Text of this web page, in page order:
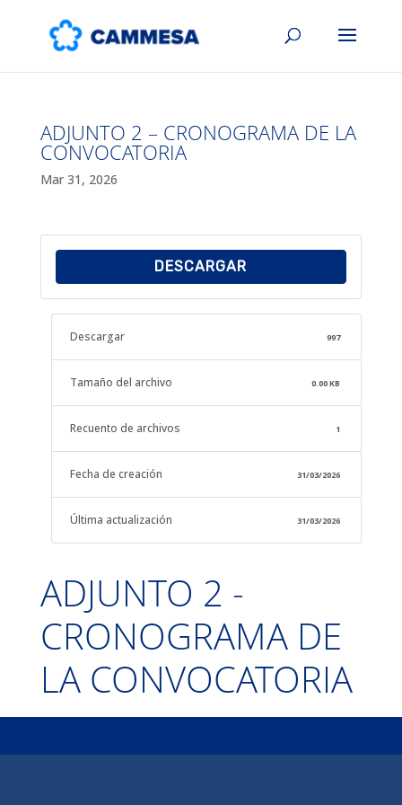
ADJUNTO 2 – CRONOGRAMA DE LA
CONVOCATORIA
Mar 31, 2026
DESCARGAR
Descargar 997
Tamaño del archivo 0.00 KB
Recuento de archivos 1
Fecha de creación 31/03/2026
Última actualización 31/03/2026
ADJUNTO 2 -
CRONOGRAMA DE
LA CONVOCATORIA